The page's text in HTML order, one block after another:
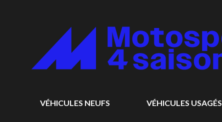
VÉHICULES NEUFS VÉHICULES USAGÉS